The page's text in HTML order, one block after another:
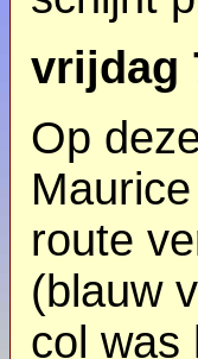
vrijdag
Op
route
(blauw
col was